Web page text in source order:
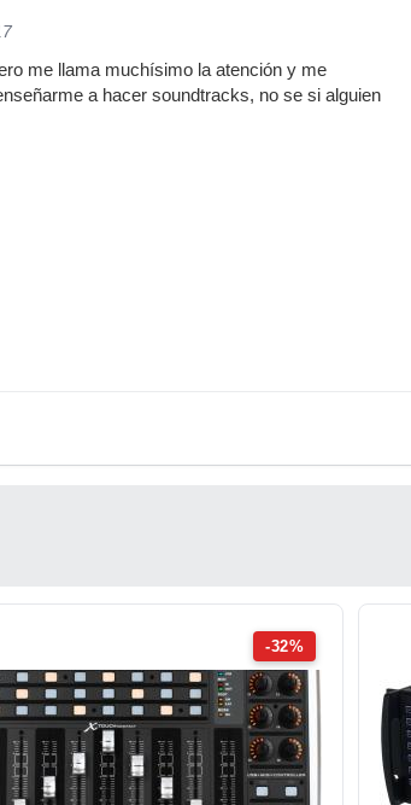
me llama muchísimo la atención y me
a hacer soundtracks, no se si alguien
-32%